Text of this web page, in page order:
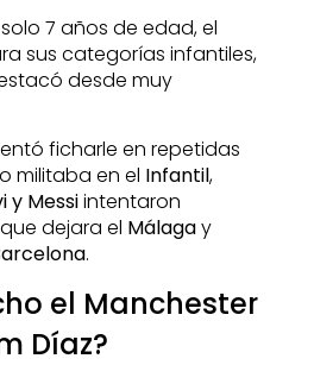
7 años de edad, el
sus categorías infantiles,
desde muy
ficharle en repetidas
militaba en el Infantil,
y Messiintentaron
dejara el Málagay
.
el Manchester
Díaz?